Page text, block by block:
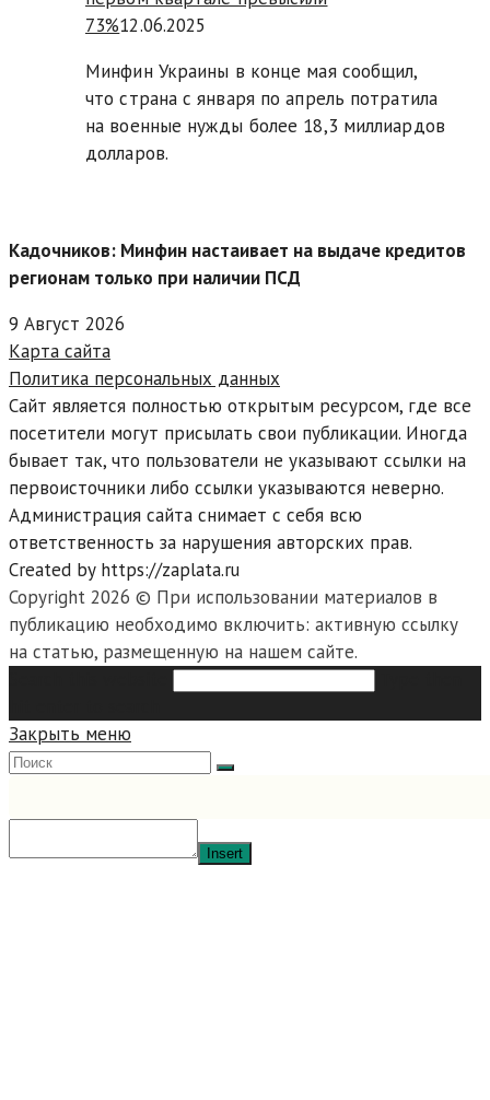
73%12.06.2025
Минфин Украины в конце мая сообщил,
что страна с января по апрель потратила
на военные нужды более 18,3 миллиардов
долларов.
Кадочников: Минфин настаивает на выдаче кредитов
регионам только при наличии ПСД
9 Август 2026
Карта сайта
Политика персональных данных
Сайт является полностью открытым ресурсом, где все
посетители могут присылать свои публикации. Иногда
бывает так, что пользователи не указывают ссылки на
первоисточники либо ссылки указываются неверно.
Администрация сайта снимает с себя всю
ответственность за нарушения авторских прав.
Created by https://zaplata.ru
Copyright 2026 © При использовании материалов в
публикацию необходимо включить: активную ссылку
на статью, размещенную на нашем сайте.
Закрыть меню
Insert